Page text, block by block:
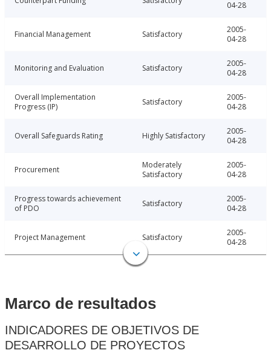
04-28
Financial Management Satisfactory
2005-
04-28
Monitoring and Evaluation Satisfactory
2005-
04-28
Overall Implementation
Progress (IP)
Satisfactory
2005-
04-28
Overall Safeguards Rating Highly Satisfactory
2005-
04-28
Procurement
Moderately
Satisfactory
2005-
04-28
Progress towards achievement
of PDO
Satisfactory
2005-
04-28
Project Management Satisfactory
2005-
04-28
Marco de resultados
INDICADORES DE OBJETIVOS DE
DESARROLLO DE PROYECTOS